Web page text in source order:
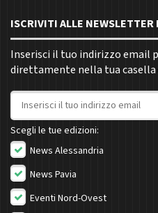
ISCRIVITI ALLE NEWSLETTER
Inserisci il tuo indirizzo email
direttamente nella tua
Indirizzo email
Scegli le tue edizioni:
News Alessandria
News Pavia
Eventi Nord-Ovest